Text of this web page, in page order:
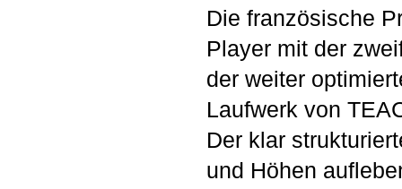
Die französische
Player mit der
der weiter
Laufwerk von
Der klar
und Höhen